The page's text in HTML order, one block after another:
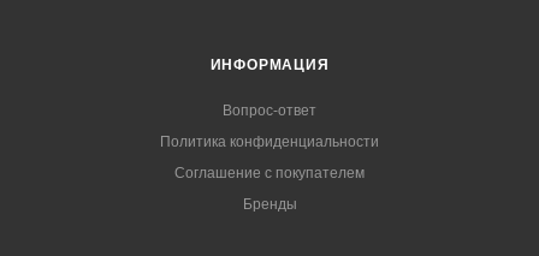
ИНФОРМАЦИЯ
Вопрос-ответ
Политика конфиденциальности
Соглашение с покупателем
Бренды